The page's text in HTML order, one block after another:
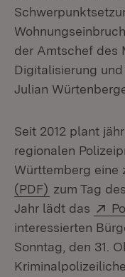
der Amtschef des
Digitalisierung
Julian
Seit 2012 plant
regionalen
Württemberg eine
(PDF) (Öffnet in
zum Tag
Jahr lädt das
interessierten
Sonntag, den 31.